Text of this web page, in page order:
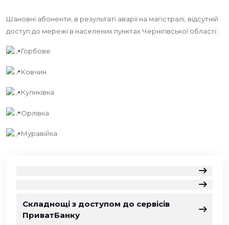
Шановні абоненти, в результаті аварії на магістралі, відсутній
доступ до мережі в населених пунктах Чернігівської області:
Горбове
Ковчин
Куликівка
Орлівка
Муравійка
Складнощі з доступом до сервісів
ПриватБанку